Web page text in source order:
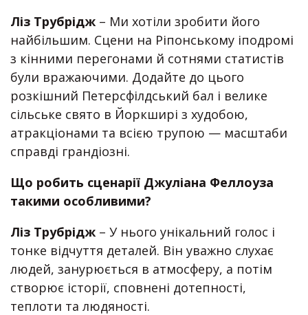
Ліз Трубрідж – Ми хотіли зробити його
найбільшим. Сцени на Ріпонському іподромі
з кінними перегонами й сотнями статистів
були вражаючими. Додайте до цього
розкішний Петерсфілдський бал і велике
сільське свято в Йоркширі з худобою,
атракціонами та всією трупою — масштаби
справді грандіозні.
Що робить сценарії Джуліана Феллоуза
такими особливими?
Ліз Трубрідж – У нього унікальний голос і
тонке відчуття деталей. Він уважно слухає
людей, занурюється в атмосферу, а потім
створює історії, сповнені дотепності,
теплоти та людяності.